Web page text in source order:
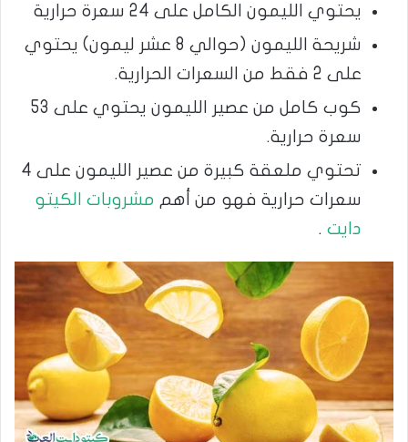
يحتوي الليمون الكامل على 24 سعرة حرارية
شريحة الليمون (حوالي 8 عشر ليمون) يحتوي
على 2 فقط من السعرات الحرارية.
كوب كامل من عصير الليمون يحتوي على 53
سعرة حرارية.
تحتوي ملعقة كبيرة من عصير الليمون على 4
سعرات حرارية فهو من أهم مشروبات الكيتو
دايت .